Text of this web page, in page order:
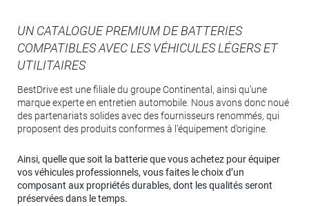
UN CATALOGUE PREMIUM DE BATTERIES
COMPATIBLES AVEC LES VÉHICULES LÉGERS ET
UTILITAIRES
BestDrive est une filiale du groupe Continental, ainsi qu’une
marque experte en entretien automobile. Nous avons donc noué
des partenariats solides avec des fournisseurs renommés, qui
proposent des produits conformes à l’équipement d’origine.
Ainsi, quelle que soit la batterie que vous achetez pour équiper
vos véhicules professionnels, vous faites le choix d’un
composant aux propriétés durables, dont les qualités seront
préservées dans le temps.